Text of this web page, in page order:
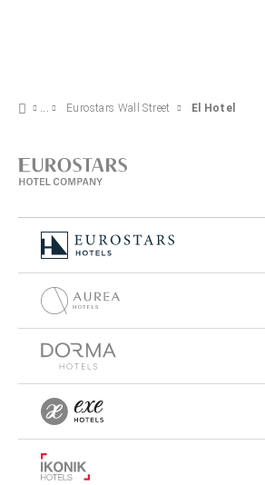
Eurostars Wall Street El Hotel